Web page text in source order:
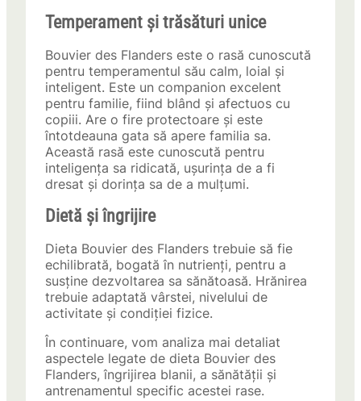
Temperament și trăsături unice
Bouvier des Flanders este o rasă cunoscută
pentru temperamentul său calm, loial și
inteligent. Este un companion excelent
pentru familie, fiind blând și afectuos cu
copiii. Are o fire protectoare și este
întotdeauna gata să apere familia sa.
Această rasă este cunoscută pentru
inteligența sa ridicată, ușurința de a fi
dresat și dorința sa de a mulțumi.
Dietă și îngrijire
Dieta Bouvier des Flanders trebuie să fie
echilibrată, bogată în nutrienți, pentru a
susține dezvoltarea sa sănătoasă. Hrănirea
trebuie adaptată vârstei, nivelului de
activitate și condiției fizice.
În continuare, vom analiza mai detaliat
aspectele legate de dieta Bouvier des
Flanders, îngrijirea blanii, a sănătății și
antrenamentul specific acestei rase.